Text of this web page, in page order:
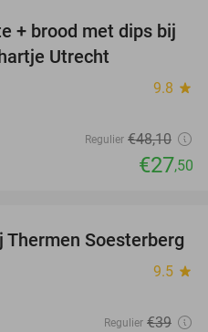
43%
+ brood met dips bij
Utrecht
9.8 star
Regulier €48,10
€27,50
29%
Soesterberg
9.5 star
Regulier €39